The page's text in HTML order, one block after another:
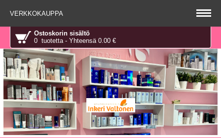
VERKKOKAUPPA
Ostoskorin sisältö
0 tuotetta - Yhteensä 0.00 €